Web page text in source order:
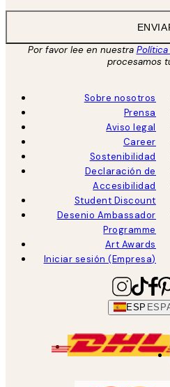
Por favor lee en nuestra
procesamos
Sobre nosotros
Prensa
Aviso legal
Career
Sostenibilidad
Declaración de
Accesibilidad
Student Discount
Desenio Ambassador
Programme
Art Awards
Iniciar sesión (Empresa)
ESP